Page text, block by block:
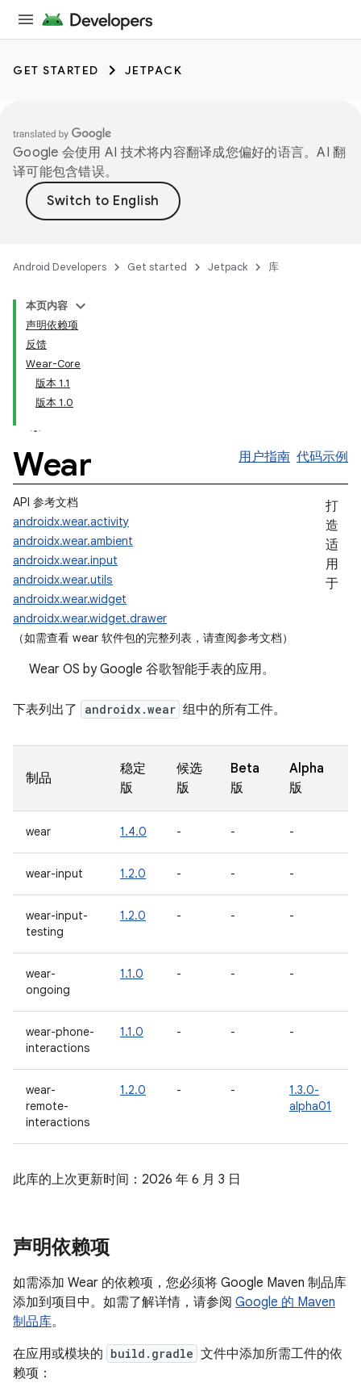
GET STARTED JETPACK
Google 会使用 AI 技术将内容翻译成您偏好的语言。AI 翻
译可能包含错误。
Android Developers Get started Jetpack 库
本页内容
声明依赖项
反馈
Wear-Core
版本 1.1
版本 1.0
Wear 用户指南 代码示例
API 参考文档
androidx.wear.activity
androidx.wear.ambient
androidx.wear.input
androidx.wear.utils
androidx.wear.widget
androidx.wear.widget.drawer
（如需查看 wear 软件包的完整列表，请查阅参考文档）
打
造
适
用
于
Wear OS by Google 谷歌智能手表的应用。
下表列出了 androidx.wear 组中的所有工件。
制品
稳定
版
候选
版
Beta
版
Alpha
版
wear 1.4.0 - - -
wear-input 1.2.0 - - -
wear-input-
testing
1.2.0 - - -
wear-
ongoing
1.1.0 - - -
wear-phone-
interactions
1.1.0 - - -
wear-
remote-
interactions
1.2.0 - -
1.3.0-
alpha01
此库的上次更新时间：2026 年 6 月 3 日
声明依赖项
如需添加 Wear 的依赖项，您必须将 Google Maven 制品库
添加到项目中。如需了解详情，请参阅 Google 的 Maven
制品库。
在应用或模块的 build.gradle 文件中添加所需工件的依
赖项：